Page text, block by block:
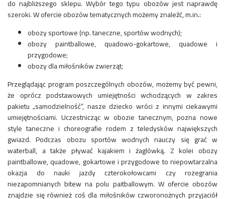
do najbliższego sklepu. Wybór tego typu obozów jest naprawdę
szeroki. W ofercie obozów tematycznych możemy znaleźć, m.in.:
obozy sportowe (np. taneczne, sportów wodnych);
obozy paintballowe, quadowo-gokartowe, quadowe i
przygodowe;
obozy dla miłośników zwierząt;
Przeglądając program poszczególnych obozów, możemy być pewni,
że oprócz podstawowych umiejętności wchodzących w zakres
pakietu „samodzielność”, nasze dziecko wróci z innymi ciekawymi
umiejętnościami. Uczestnicząc w obozie tanecznym, pozna nowe
style taneczne i choreografie rodem z teledysków największych
gwiazd. Podczas obozu sportów wodnych nauczy się grać w
waterball, a także pływać kajakiem i żaglówką. Z kolei obozy
paintballowe, quadowe, gokartowe i przygodowe to niepowtarzalna
okazja do nauki jazdy czterokołowcami czy rozegrania
niezapomnianych bitew na polu paitballowym. W ofercie obozów
znajdzie się również coś dla miłośników czworonożnych przyjaciół